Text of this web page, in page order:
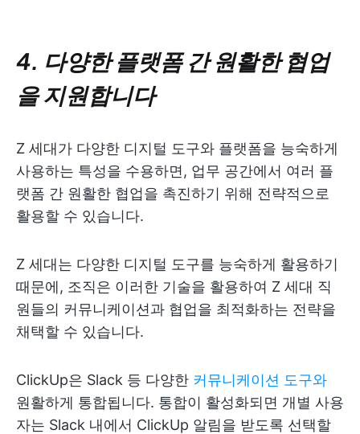
4. 다양한 플랫폼 간 원활한 협업
을 지원합니다
Z 세대가 다양한 디지털 도구와 플랫폼을 능숙하게
사용하는 특성을 수용하면, 업무 공간에서 여러 플
랫폼 간 원활한 협업을 촉진하기 위해 전략적으로
활용할 수 있습니다.
Z 세대는 다양한 디지털 도구를 능숙하게 활용하기
때문에, 조직은 이러한 기술을 활용하여 Z 세대 직
원들의 커뮤니케이션과 협업을 최적화하는 전략을
채택할 수 있습니다.
ClickUp은 Slack 등 다양한 커뮤니케이션 도구와
원활하게 통합됩니다. 통합이 활성화되면 개별 사용
자는 Slack 내에서 ClickUp 알림을 받도록 선택할